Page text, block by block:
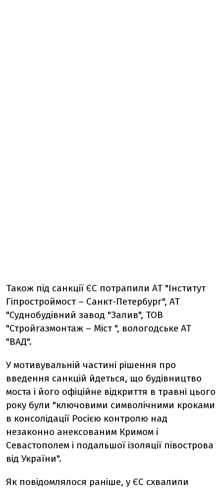
Також під санкції ЄС потрапили АТ "Інститут
Гіпростроймост – Санкт-Петербург", АТ
"Суднобудівний завод "Залив", ТОВ
"Стройгазмонтаж – Міст ", вологодське АТ
"ВАД".
У мотивувальній частині рішення про
введення санкцій йдеться, що будівництво
моста і його офіційне відкриття в травні цього
року були "ключовими символічними кроками
в консолідації Росією контролю над
незаконно анексованим Кримом і
Севастополем і подальшої ізоляції півострова
від України".
Як повідомлялося раніше, у ЄС схвалили